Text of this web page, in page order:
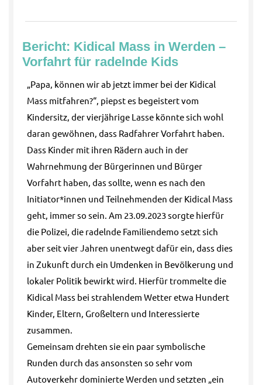
Bericht: Kidical Mass in Werden –
Vorfahrt für radelnde Kids
„Papa, können wir ab jetzt immer bei der Kidical
Mass mitfahren?“, piepst es begeistert vom
Kindersitz, der vierjährige Lasse könnte sich wohl
daran gewöhnen, dass Radfahrer Vorfahrt haben.
Dass Kinder mit ihren Rädern auch in der
Wahrnehmung der Bürgerinnen und Bürger
Vorfahrt haben, das sollte, wenn es nach den
Initiator*innen und Teilnehmenden der Kidical Mass
geht, immer so sein. Am 23.09.2023 sorgte hierfür
die Polizei, die radelnde Familiendemo setzt sich
aber seit vier Jahren unentwegt dafür ein, dass dies
in Zukunft durch ein Umdenken in Bevölkerung und
lokaler Politik bewirkt wird. Hierfür trommelte die
Kidical Mass bei strahlendem Wetter etwa Hundert
Kinder, Eltern, Großeltern und Interessierte
zusammen.
Gemeinsam drehten sie ein paar symbolische
Runden durch das ansonsten so sehr vom
Autoverkehr dominierte Werden und setzten „ein